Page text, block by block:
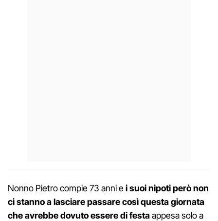
Nonno Pietro compie 73 anni ei suoi nipoti però non
ci stanno a lasciare passare così questa giornata
che avrebbe dovuto essere di festaappesa solo a